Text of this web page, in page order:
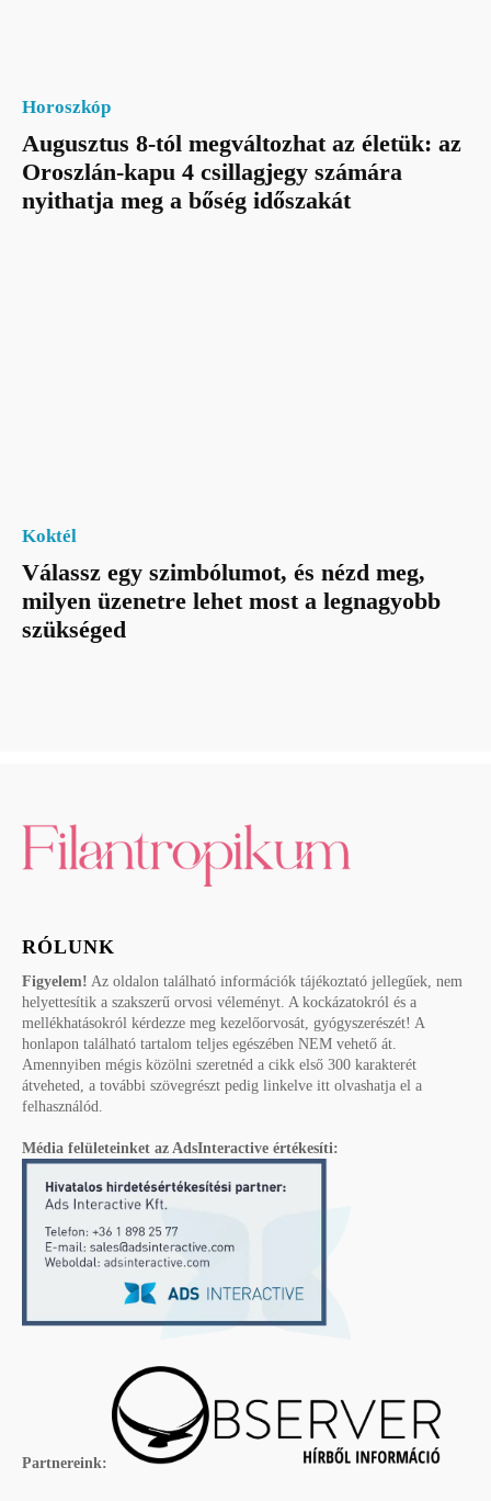
Horoszkóp
Augusztus 8-tól megváltozhat az életük: az
Oroszlán-kapu 4 csillagjegy számára
nyithatja meg a bőség időszakát
Koktél
Válassz egy szimbólumot, és nézd meg,
milyen üzenetre lehet most a legnagyobb
szükséged
RÓLUNK
Figyelem! Az oldalon található információk tájékoztató jellegűek, nem
helyettesítik a szakszerű orvosi véleményt. A kockázatokról és a
mellékhatásokról kérdezze meg kezelőorvosát, gyógyszerészét! A
honlapon található tartalom teljes egészében NEM vehető át.
Amennyiben mégis közölni szeretnéd a cikk első 300 karakterét
átveheted, a további szövegrészt pedig linkelve itt olvashatja el a
felhasználód.
Média felületeinket az AdsInteractive értékesíti:
Partnereink: